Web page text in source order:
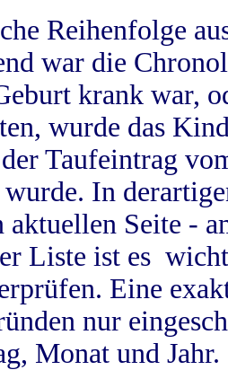
Reihenfolge
war die
krank war,
wurde das
der Taufeintrag
In
aktuellen Seite -
Liste ist es
Eine
nur
Monat und Jahr.